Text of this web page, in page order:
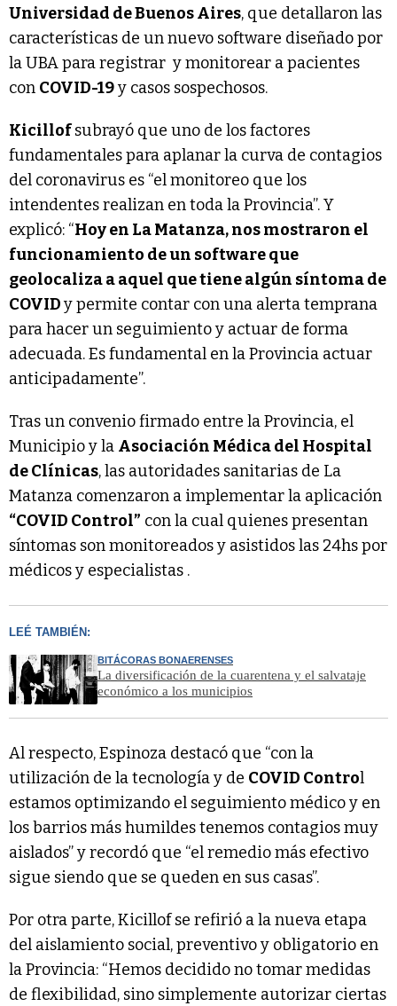
Universidad de Buenos Aires, que detallaron las
características de un nuevo software diseñado por
la UBA para registrar y monitorear a pacientes
con COVID-19y casos sospechosos.
Kicillofsubrayó que uno de los factores
fundamentales para aplanar la curva de contagios
del coronavirus es “el monitoreo que los
intendentes realizan en toda la Provincia”. Y
explicó: “Hoy en La Matanza, nos mostraron el
funcionamiento de un software que
geolocaliza a aquel que tiene algún síntoma de
COVIDy permite contar con una alerta temprana
para hacer un seguimiento y actuar de forma
adecuada. Es fundamental en la Provincia actuar
anticipadamente”.
Tras un convenio firmado entre la Provincia, el
Municipio y la Asociación Médica del Hospital
de Clínicas, las autoridades sanitarias de La
Matanza comenzaron a implementar la aplicación
“COVID Control” con la cual quienes presentan
síntomas son monitoreados y asistidos las 24hs por
médicos y especialistas .
LEÉ TAMBIÉN:
BITÁCORAS BONAERENSES
La diversificación de la cuarentena y el salvataje
económico a los municipios
Al respecto, Espinoza destacó que “con la
utilización de la tecnología y de COVID Control
estamos optimizando el seguimiento médico y en
los barrios más humildes tenemos contagios muy
aislados” y recordó que “el remedio más efectivo
sigue siendo que se queden en sus casas”.
Por otra parte, Kicillof se refirió a la nueva etapa
del aislamiento social, preventivo y obligatorio en
la Provincia: “Hemos decidido no tomar medidas
de flexibilidad, sino simplemente autorizar ciertas